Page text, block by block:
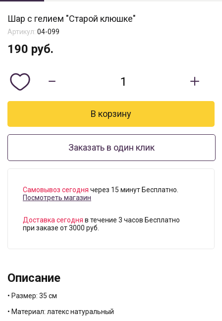
Шар с гелием "Старой клюшке"
Артикул: 04-099
190 руб.
Заказать в один клик
Самовывоз сегодня через 15 минут Бесплатно.
Посмотреть магазин
Доставка сегодня в течение 3 часов Бесплатно
при заказе от 3000 руб.
Описание
• Размер: 35 см
• Материал: латекс натуральный